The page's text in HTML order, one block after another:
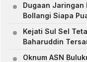
Dugaan Jaringan
Bollangi Siapa
Kejati Sul Sel
Baharuddin
Oknum ASN